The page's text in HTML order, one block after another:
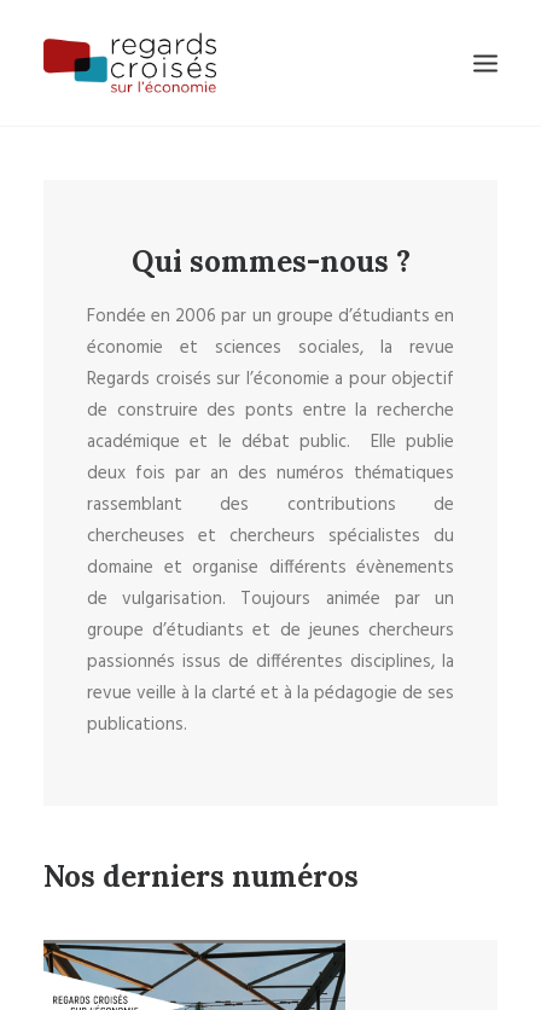
À PROPOS
RECHERCHE
Qui sommes-nous ?
Fondée en 2006 par un groupe d’étudiants en
économie et sciences sociales, la revue
Regards croisés sur l’économie a pour objectif
de construire des ponts entre la recherche
académique et le débat public. Elle publie
deux fois par an des numéros thématiques
rassemblant des contributions de
chercheuses et chercheurs spécialistes du
domaine et organise différents évènements
de vulgarisation. Toujours animée par un
groupe d’étudiants et de jeunes chercheurs
passionnés issus de différentes disciplines, la
revue veille à la clarté et à la pédagogie de ses
publications.
Nos derniers numéros